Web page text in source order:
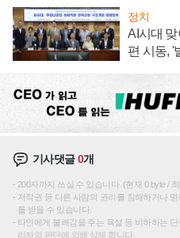
정치
AI시대
편 시동, '
기사댓글0개
200자까지 쓰실 수 있습니다. (현재 0 byte /
저작권 등 다른 사람의 권리를 침해하거나
를 받을 수 있습니다.
타인에게 불쾌감을 주는 욕설 등 비하하는
리자의 판단에 의해 삭제 합니다.